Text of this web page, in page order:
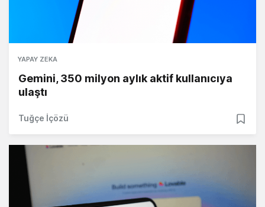
YAPAY ZEKA
Gemini, 350 milyon aylık aktif kullanıcıya
ulaştı
Tuğçe İçözü